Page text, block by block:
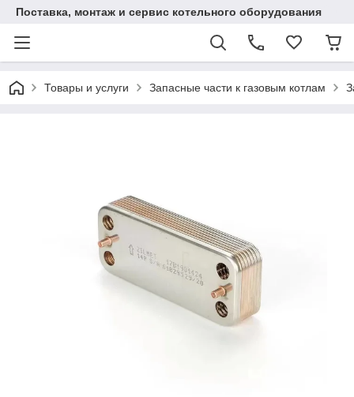
Поставка, монтаж и сервис котельного оборудования
Товары и услуги Запасные части к газовым котлам